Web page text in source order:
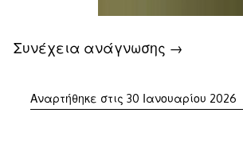
Συνέχεια ανάγνωσης →
Αναρτήθηκε στις 30 Ιανουαρίου 202630